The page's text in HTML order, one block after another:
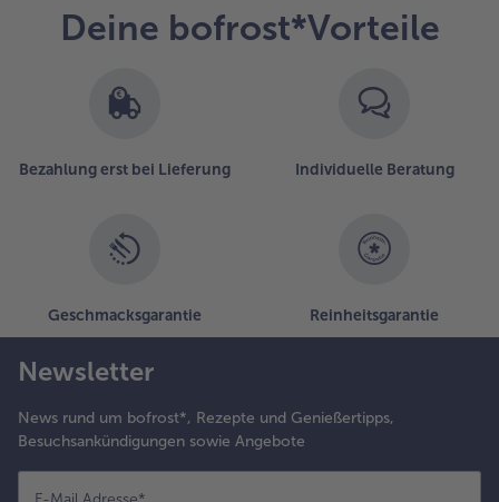
Deine bofrost*Vorteile
Bezahlung erst bei Lieferung Individuelle Beratung
Geschmacksgarantie Reinheitsgarantie
Newsletter
News rund um bofrost*, Rezepte und Genießertipps,
Besuchsankündigungen sowie Angebote